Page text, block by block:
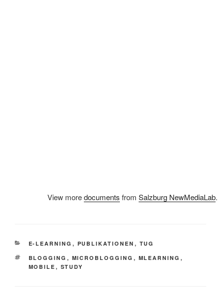
View moredocuments from Salzburg NewMediaLab.
KATEGORIEN
E-LEARNING , PUBLIKATIONEN , TUG
SCHLAGWÖRTER
BLOGGING , MICROBLOGGING , MLEARNING ,
MOBILE , STUDY